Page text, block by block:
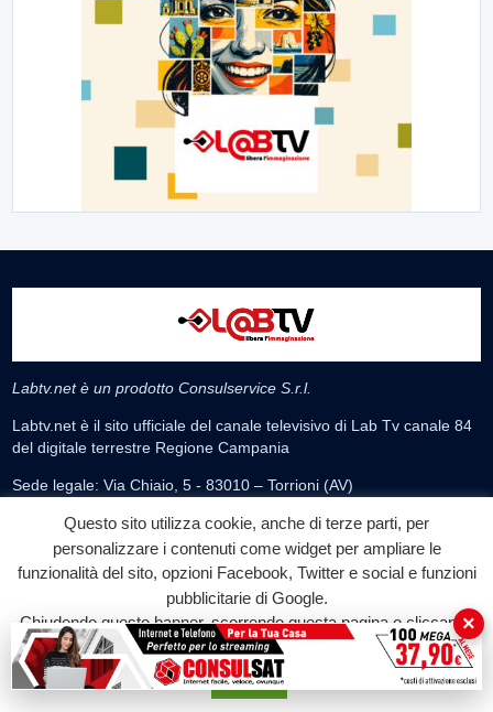
Labtv.net è un prodotto Consulservice S.r.l.
Labtv.net è il sito ufficiale del canale televisivo di Lab Tv canale 84
del digitale terrestre Regione Campania
Sede legale: Via Chiaio, 5 - 83010 – Torrioni (AV)
Oscr. R.E.A. AV N.181151
Editore: Consulservice S.r.l.
Testata giornalistica Reg. Trib. di Benevento
Direttore Responsabile Dott.ssa Oliviero Antonella
Contatti: 0824.337274 – 327.7390733
Questo sito utilizza cookie, anche di terze parti, per
personalizzare i contenuti come widget per ampliare le
funzionalità del sito, opzioni Facebook, Twitter e social e funzioni
pubblicitarie di Google.
Chiudendo questo banner, scorrendo questa pagina o cliccando
su qualunque suo elemento acconsenti all'uso dei cookie.
Accetta
×